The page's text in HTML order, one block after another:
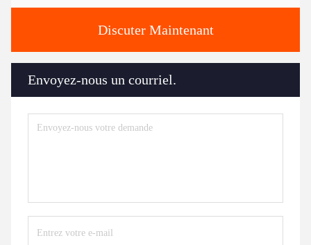
Discuter Maintenant
Envoyez-nous un courriel.